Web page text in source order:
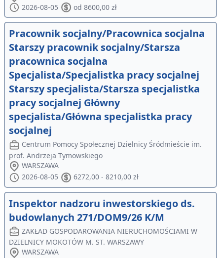
2026-08-05
od 8600,00 zł
Pracownik socjalny/Pracownica socjalna
Starszy pracownik socjalny/Starsza
pracownica socjalna
Specjalista/Specjalistka pracy socjalnej
Starszy specjalista/Starsza specjalistka
pracy socjalnej Główny
specjalista/Główna specjalistka pracy
socjalnej
Centrum Pomocy Społecznej Dzielnicy Śródmieście im.
prof. Andrzeja Tymowskiego
WARSZAWA
2026-08-05
6272,00 - 8210,00 zł
Inspektor nadzoru inwestorskiego ds.
budowlanych 271/DOM9/26 K/M
ZAKŁAD GOSPODAROWANIA NIERUCHOMOŚCIAMI W
DZIELNICY MOKOTÓW M. ST. WARSZAWY
WARSZAWA